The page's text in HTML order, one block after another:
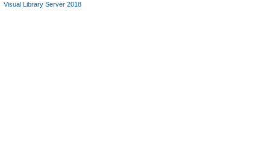
Visual Library Server 2018